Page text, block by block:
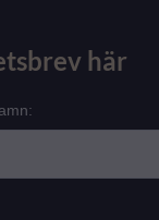
här